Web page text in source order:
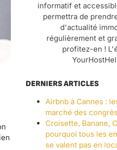
informatif et
permettra de
d'actualité
régulièrement et
profitez-en !
DERNIERS ARTICLES
Airbnb à Cannes :
marché des
Croisette, Banane,
pourquoi tous les
se valent pas en